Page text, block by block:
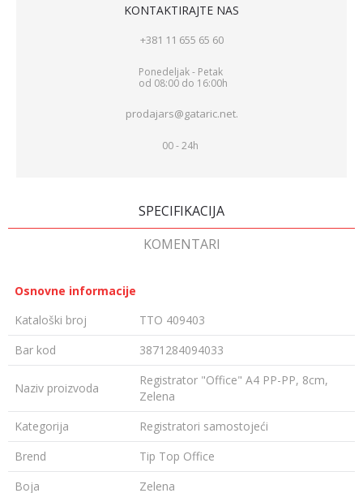
KONTAKTIRAJTE NAS
+381 11 655 65 60
Ponedeljak - Petak
od 08:00 do 16:00h
prodajars@gataric.net.
00 - 24h
SPECIFIKACIJA
KOMENTARI
Osnovne informacije
Kataloški broj
TTO 409403
Bar kod
3871284094033
Naziv proizvoda
Registrator "Office" A4 PP-PP, 8cm,
Zelena
Kategorija
Registratori samostojeći
Brend
Tip Top Office
Boja
Zelena